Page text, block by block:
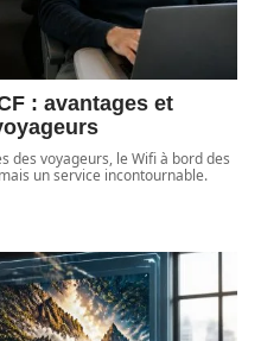
: avantages et
des voyageurs, le Wifi à bord des
un service incontournable.